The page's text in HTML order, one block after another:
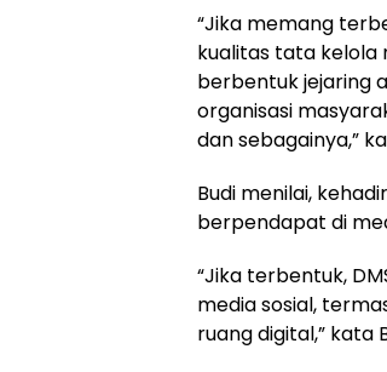
“Jika memang
kualitas tata kelola
berbentuk jejaring
organisasi
dan sebagainya,”
Budi menilai,
berpendapat di
“Jika terbentuk,
media sosial,
ruang digital,” kata